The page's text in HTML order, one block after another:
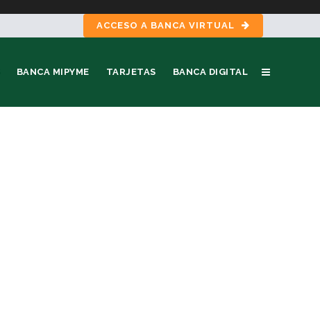
ACCESO A BANCA VIRTUAL
BANCA MIPYME TARJETAS BANCA DIGITAL